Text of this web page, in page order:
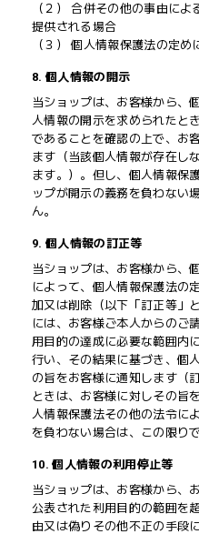
（２） 合併その他の事由に
提供される場合
（３） 個人情報保護法の定
8. 個人情報の開示
当ショップは、お客様から、
人情報の開示を求められたと
であることを確認の上で、お
ます（当該個人情報が存在し
ます。）。但し、個人情報保
ップが開示の義務を負わない
ん。
9. 個人情報の訂正等
当ショップは、お客様から、
によって、個人情報保護法の
加又は削除（以下「訂正等」
には、お客様ご本人からのご
用目的の達成に必要な範囲内
行い、その結果に基づき、個
の旨をお客様に通知します（
ときは、お客様に対しその旨
人情報保護法その他の法令に
を負わない場合は、この限り
10. 個人情報の利用停止等
当ショップは、お客様から、
公表された利用目的の範囲を
由又は偽りその他不正の手段